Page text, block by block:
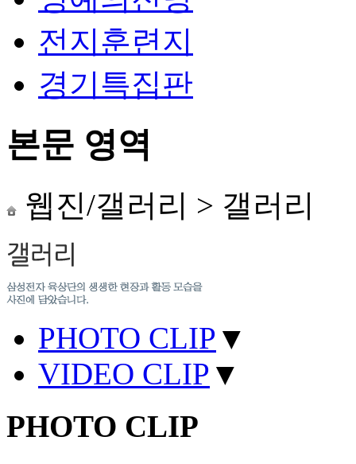
전지훈련지
경기특집판
본문 영역
웹진/갤러리 > 갤러리
PHOTO CLIP ▼
VIDEO CLIP ▼
PHOTO CLIP